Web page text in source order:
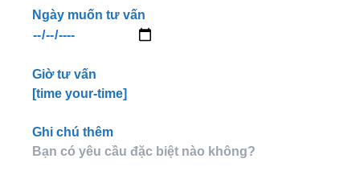
Ngày muốn tư vấn
Giờ tư vấn
[time your-time]
Ghi chú thêm